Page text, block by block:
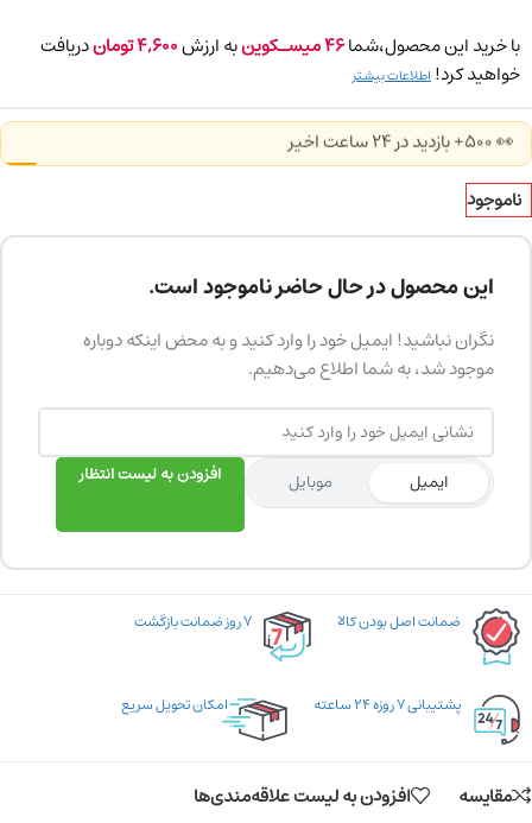
با خرید این محصول،شما46میسـکوینبه ارزش4,600توماندریافت
خواهید کرد! اطلاعات بیشتر
👀 500+ بازدید در ۲۴ ساعت اخیر
ناموجود
این محصول در حال حاضر ناموجود است.
نگران نباشید! ایمیل خود را وارد کنید و به محض اینکه دوباره
موجود شد، به شما اطلاع می‌دهیم.
ایمیل موبایل افزودن به لیست انتظار
ضمانت اصل بودن کالا ۷ روز ضمانت بازگشت
پشتیبانی ۷ روزه ۲۴ ساعته امکان تحویل سریع
مقایسه افزودن به لیست علاقه‌مندی‌ها